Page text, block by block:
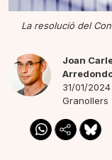
La resolució del
Joan
31/01/
Granollers